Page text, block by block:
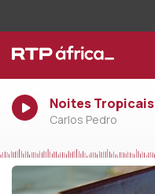
Noites Tropicais
Carlos Pedro